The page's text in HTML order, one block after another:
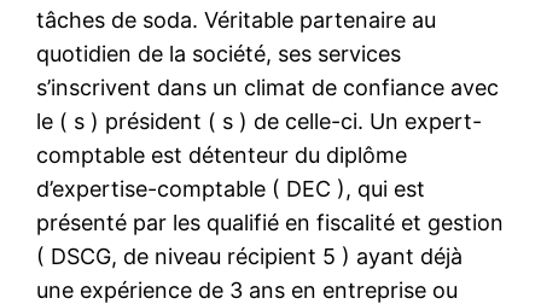
tâches de soda. Véritable partenaire au
quotidien de la société, ses services
s’inscrivent dans un climat de confiance avec
le ( s ) président ( s ) de celle-ci. Un expert-
comptable est détenteur du diplôme
d’expertise-comptable ( DEC ), qui est
présenté par les qualifié en fiscalité et gestion
( DSCG, de niveau récipient 5 ) ayant déjà
une expérience de 3 ans en entreprise ou